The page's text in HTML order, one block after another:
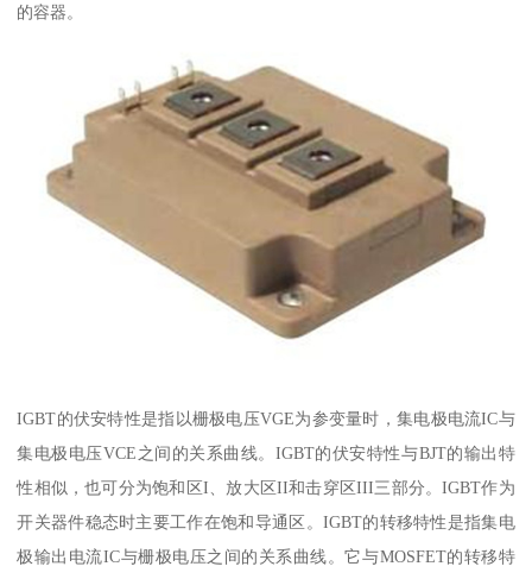
的容器。
IGBT的伏安特性是指以栅极电压VGE为参变量时，集电极电流IC与
集电极电压VCE之间的关系曲线。IGBT的伏安特性与BJT的输出特
性相似，也可分为饱和区I、放大区II和击穿区III三部分。IGBT作为
开关器件稳态时主要工作在饱和导通区。IGBT的转移特性是指集电
极输出电流IC与栅极电压之间的关系曲线。它与MOSFET的转移特